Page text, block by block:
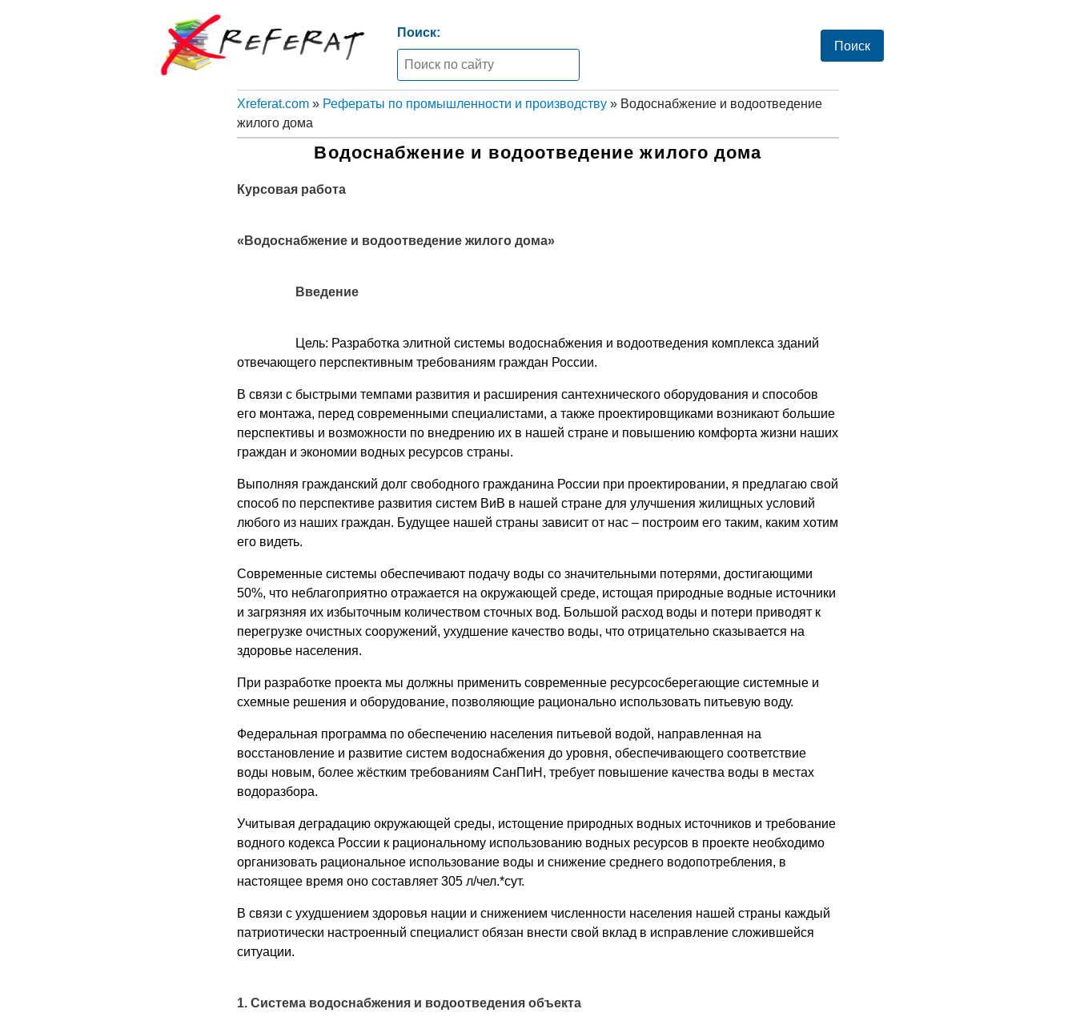
Поиск:
Xreferat.com » Рефераты по промышленности и производству » Водоснабжение и водоотведение
жилого дома
Водоснабжение и водоотведение жилого дома
Курсовая работа
«Водоснабжение и водоотведение жилого дома»
Введение
Цель: Разработка элитной системы водоснабжения и водоотведения комплекса зданий
отвечающего перспективным требованиям граждан России.
В связи с быстрыми темпами развития и расширения сантехнического оборудования и способов
его монтажа, перед современными специалистами, а также проектировщиками возникают большие
перспективы и возможности по внедрению их в нашей стране и повышению комфорта жизни наших
граждан и экономии водных ресурсов страны.
Выполняя гражданский долг свободного гражданина России при проектировании, я предлагаю свой
способ по перспективе развития систем ВиВ в нашей стране для улучшения жилищных условий
любого из наших граждан. Будущее нашей страны зависит от нас – построим его таким, каким хотим
его видеть.
Современные системы обеспечивают подачу воды со значительными потерями, достигающими
50%, что неблагоприятно отражается на окружающей среде, истощая природные водные источники
и загрязняя их избыточным количеством сточных вод. Большой расход воды и потери приводят к
перегрузке очистных сооружений, ухудшение качество воды, что отрицательно сказывается на
здоровье населения.
При разработке проекта мы должны применить современные ресурсосберегающие системные и
схемные решения и оборудование, позволяющие рационально использовать питьевую воду.
Федеральная программа по обеспечению населения питьевой водой, направленная на
восстановление и развитие систем водоснабжения до уровня, обеспечивающего соответствие
воды новым, более жёстким требованиям СанПиН, требует повышение качества воды в местах
водоразбора.
Учитывая деградацию окружающей среды, истощение природных водных источников и требование
водного кодекса России к рациональному использованию водных ресурсов в проекте необходимо
организовать рациональное использование воды и снижение среднего водопотребления, в
настоящее время оно составляет 305 л/чел.*сут.
В связи с ухудшением здоровья нации и снижением численности населения нашей страны каждый
патриотически настроенный специалист обязан внести свой вклад в исправление сложившейся
ситуации.
1. Система водоснабжения и водоотведения объекта